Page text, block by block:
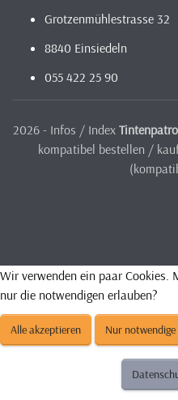
Grotzenmühlestrasse 32
8840 Einsiedeln
055 422 25 90
2026 - Infos / Index
kompatibel bestellen /
Wir verwenden ein paar Cookies.
nur die notwendigen erlauben?
Alle akzeptieren Nur notwendige